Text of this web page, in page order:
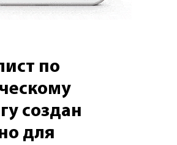
по
создан
для